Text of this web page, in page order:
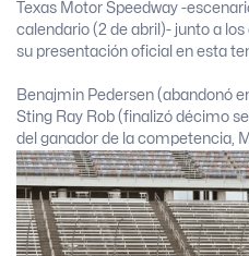
Texas Motor Speedway -
calendario (2 de abril)- junto a
su presentación oficial en esta
Benajmin Pedersen (abandonó
Sting Ray Rob (finalizó décimo
del ganador de la competencia,